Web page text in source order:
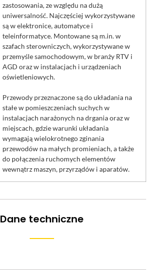
zastosowania, ze względu na dużą
uniwersalność. Najczęściej wykorzystywane
są w elektronice, automatyce i
teleinformatyce. Montowane są m.in. w
szafach sterowniczych, wykorzystywane w
przemyśle samochodowym, w branży RTV i
AGD oraz w instalacjach i urządzeniach
oświetleniowych.
Przewody przeznaczone są do układania na
stałe w pomieszczeniach suchych w
instalacjach narażonych na drgania oraz w
miejscach, gdzie warunki układania
wymagają wielokrotnego zginania
przewodów na małych promieniach, a także
do połączenia ruchomych elementów
wewnątrz maszyn, przyrządów i aparatów.
Dane techniczne